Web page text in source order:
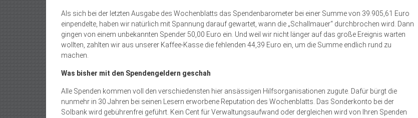
Als sich bei der letzten Ausgabe des Wochenblatts das Spendenbarometer bei einer Summe von 39.905,61 Euro
einpendelte, haben wir natürlich mit Spannung darauf gewartet, wann die „Schallmauer“ durchbrochen wird. Dann
gingen von einem unbekannten Spender 50,00 Euro ein. Und weil wir nicht länger auf das große Ereignis warten
wollten, zahlten wir aus unserer Kaffee-Kasse die fehlenden 44,39 Euro ein, um die Summe endlich rund zu
machen.
Was bisher mit den Spendengeldern geschah
Alle Spenden kommen voll den verschiedensten hier ansässigen Hilfsorganisationen zugute. Dafür bürgt die
nunmehr in 30 Jahren bei seinen Lesern erworbene Reputation des Wochenblatts. Das Sonderkonto bei der
Solbank wird gebührenfrei geführt. Kein Cent für Verwaltungsaufwand oder dergleichen wird von Ihren Spenden